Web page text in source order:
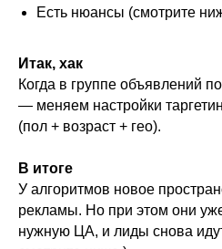
Есть нюансы (смотрите
Итак, хак
Когда в группе объявлений
— меняем настройки
(пол + возраст + гео).
В итоге
У алгоритмов новое
рекламы. Но при этом они
нужную ЦА, и лиды снова